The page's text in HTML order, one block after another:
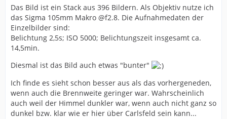
Das Bild ist ein Stack aus 396 Bildern. Als Objektiv nutze ich
das Sigma 105mm Makro @f2.8. Die Aufnahmedaten der
Einzelbilder sind:
Belichtung 2,5s; ISO 5000; Belichtungszeit insgesamt ca.
14,5min.
Diesmal ist das Bild auch etwas "bunter"
Ich finde es sieht schon besser aus als das vorhergeneden,
wenn auch die Brennweite geringer war. Wahrscheinlich
auch weil der Himmel dunkler war, wenn auch nicht ganz so
dunkel bzw. klar wie er hier über Carlsfeld sein kann...